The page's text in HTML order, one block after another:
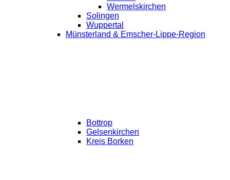
Wermelskirchen
Solingen
Wuppertal
Münsterland & Emscher-Lippe-Region
Bottrop
Gelsenkirchen
Kreis Borken